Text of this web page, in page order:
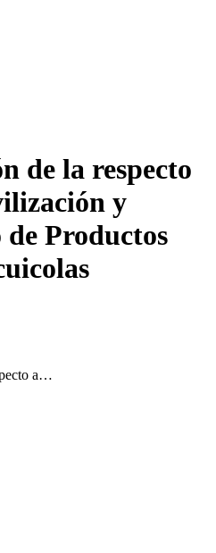
de la respecto
y
Productos
a…